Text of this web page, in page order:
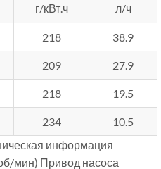
г/кВт.ч л/ч
218 38.9
209 27.9
218 19.5
234
10.5
информация
мин) Привод насоса